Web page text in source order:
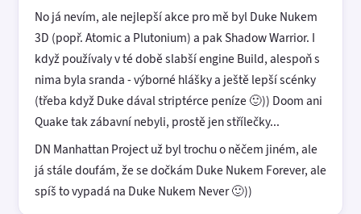
No já nevím, ale nejlepší akce pro mě byl Duke Nukem
3D (popř. Atomic a Plutonium) a pak Shadow Warrior. I
když používaly v té době slabší engine Build, alespoň s
nima byla sranda - výborné hlášky a ještě lepší scénky
(třeba když Duke dával striptérce peníze 🙂)) Doom ani
Quake tak zábavní nebyli, prostě jen střílečky...
DN Manhattan Project už byl trochu o něčem jiném, ale
já stále doufám, že se dočkám Duke Nukem Forever, ale
spíš to vypadá na Duke Nukem Never 🙂))